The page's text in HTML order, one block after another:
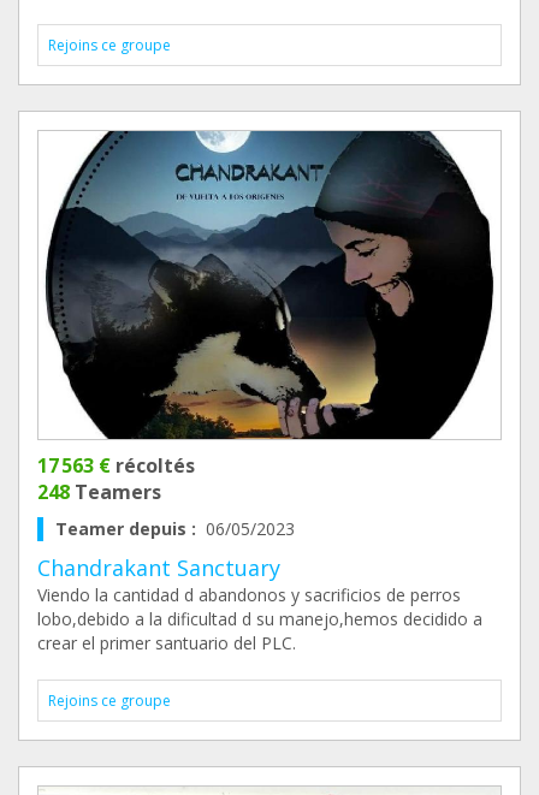
Rejoins ce groupe
17 563 € récoltés
248 Teamers
Teamer depuis : 06/05/2023
Chandrakant Sanctuary
Viendo la cantidad d abandonos y sacrificios de perros
lobo,debido a la dificultad d su manejo,hemos decidido a
crear el primer santuario del PLC.
Rejoins ce groupe